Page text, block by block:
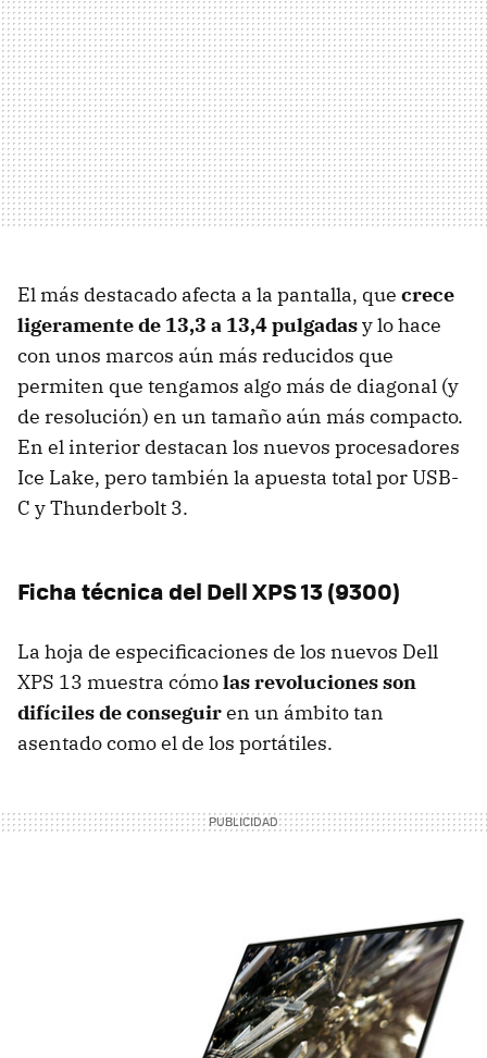
El más destacado afecta a la pantalla, que crece
ligeramente de 13,3 a 13,4 pulgadasy lo hace
con unos marcos aún más reducidos que
permiten que tengamos algo más de diagonal (y
de resolución) en un tamaño aún más compacto.
En el interior destacan los nuevos procesadores
Ice Lake, pero también la apuesta total por USB-
C y Thunderbolt 3.
Ficha técnica del Dell XPS 13 (9300)
La hoja de especificaciones de los nuevos Dell
XPS 13 muestra cómolas revoluciones son
difíciles de conseguiren un ámbito tan
asentado como el de los portátiles.